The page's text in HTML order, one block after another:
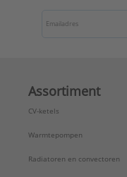
Assortiment
CV-ketels
Warmtepompen
Radiatoren en convectoren